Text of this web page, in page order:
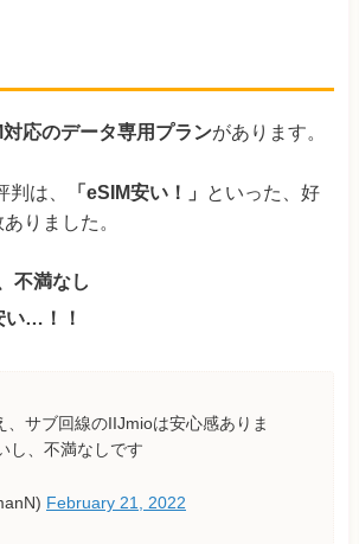
応のデータ専用プランがあります。
は、 「eSIM安い！」
といった、好
りました。
不満なし
い…！！
、サブ回線のIIJmioは安心感ありま
し、不満なしです
February 21, 2022